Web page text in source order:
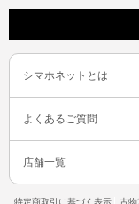
シマホネットとは
よくあるご質問
店舗一覧
特定商取引に基づく表示 古物